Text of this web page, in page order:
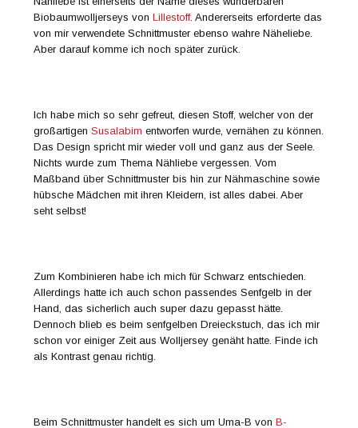
Biobaumwolljerseys vonLillestoff. Andererseits erforderte das
von mir verwendete Schnittmuster ebenso wahre Näheliebe.
Aber darauf komme ich noch später zurück.
Ich habe mich so sehr gefreut, diesen Stoff, welcher von der
großartigenSusalabim entworfen wurde, vernähen zu können.
Das Design spricht mir wieder voll und ganz aus der Seele.
Nichts wurde zum Thema Nähliebe vergessen. Vom
Maßband über Schnittmuster bis hin zur Nähmaschine sowie
hübsche Mädchen mit ihren Kleidern, ist alles dabei. Aber
seht selbst!
Zum Kombinieren habe ich mich für Schwarz entschieden.
Allerdings hatte ich auch schon passendes Senfgelb in der
Hand, das sicherlich auch super dazu gepasst hätte.
Dennoch blieb es beim senfgelben Dreieckstuch, das ich mir
schon vor einiger Zeit aus Wolljersey genäht hatte. Finde ich
als Kontrast genau richtig.
Beim Schnittmuster handelt es sich um Uma-B vonB-